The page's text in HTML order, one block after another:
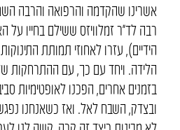
אשרינו שהקדמה והרפואה והרבה
רבה לד״ר זמלוויזס ששילם בחייו
הידיים), עזרו לאחוזי תמותת
הלידה. ויחד עם כך, עם ההתרחקות
בזמנים אחרים, הפכנו לאופטימיות
ובצדק, השבח לאל. ואז כשאנחנו